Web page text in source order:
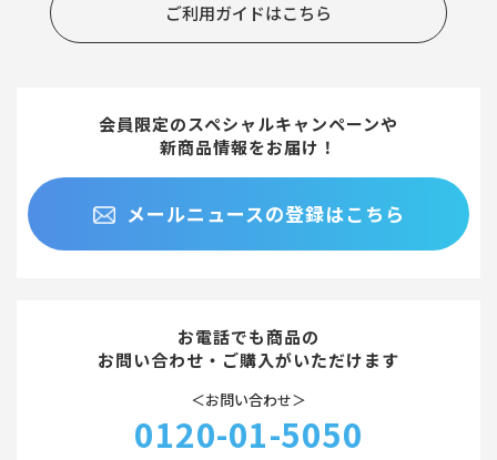
ご利用ガイドはこちら
会員限定のスペシャルキャンペーンや
新商品情報をお届け！
メールニュースの登録はこちら
お電話でも商品の
お問い合わせ・ご購入がいただけます
＜お問い合わせ＞
0120-01-5050